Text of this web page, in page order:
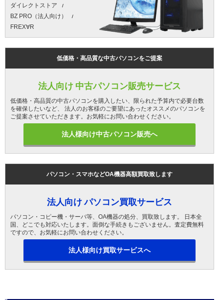
ダイレクトストア
BZ PRO（法人向け）
FREX∀R
低価格・高品質な中古パソコンをご提案
法人向け 中古パソコン販売サービス
低価格・高品質の中古パソコンを購入したい、限られた予算内で必要台数
を確保したいなど、 法人のお客様のご要望にあったオススメのパソコンを
ご提案させていただきます。お気軽にお問い合わせください。
法人様向け中古パソコン販売へ
パソコン・スマホなどOA機器高額買取致します
法人向け パソコン買取サービス
パソコン・コピー機・サーバ等、OA機器の処分、買取致します。 日本全
国、どこでも対応いたします。面倒な手続きもございません。査定費無料
ですので、お気軽にお問い合わせください。
法人様向け買取サービスへ